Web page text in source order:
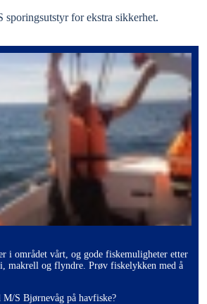
sporingsutstyr for ekstra sikkerhet.
i området vårt, og gode fiskemuligheter etter
makrell og flyndre. Prøv fiskelykken med å
S Bjørnevåg på havfiske?